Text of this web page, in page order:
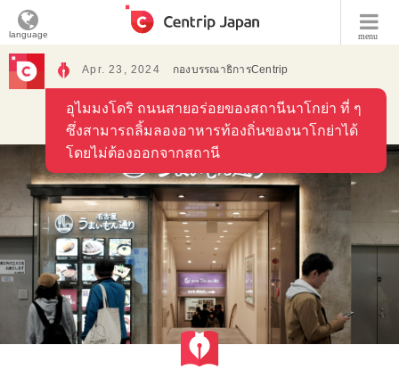
menu
language
Apr. 23, 2024 กองบรรณาธิการCentrip
อุไมมงโดริ ถนนสายอร่อยของสถานีนาโกย่า ที่ ๆ
ซึ่งสามารถลิ้มลองอาหารท้องถิ่นของนาโกย่าได้
โดยไม่ต้องออกจากสถานี